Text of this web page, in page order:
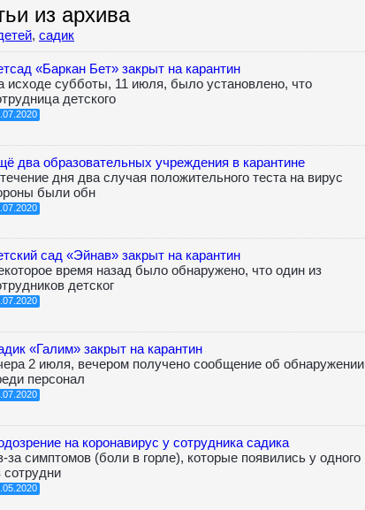
из архива
, садик
«Баркан Бет» закрыт на карантин
исходе субботы, 11 июля, было установлено, что
детского
два образовательных учреждения в карантине
дня два случая положительного теста на вирус
были обн
сад «Эйнав» закрыт на карантин
время назад было обнаружено, что один из
детског
«Галим» закрыт на карантин
2 июля, вечером получено сообщение об обнаружении
персонал
на коронавирус у сотрудника садика
за симптомов (боли в горле), которые появились у одного
сотрудни